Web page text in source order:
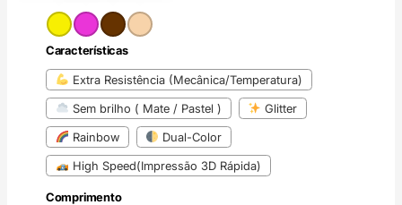
Cor
Características
Características
Extra Resistência (Mecânica/Temperatura)
Sem brilho ( Mate / Pastel )
Glitter
Rainbow
Dual-Color
High Speed(Impressão 3D Rápida)
Comprimento